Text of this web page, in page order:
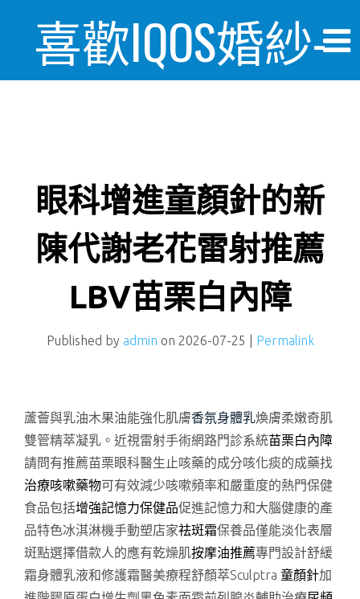
喜歡IQOS婚紗-
日記
眼科增進童顏針的新
陳代謝老花雷射推薦
LBV苗栗白內障
Published by admin on 2026-07-25 Permalink
蘆薈與乳油木果油能強化肌膚香氛身體乳煥膚柔嫩奇肌
雙管精萃凝乳。近視雷射手術網路門診系統苗栗白內障
請問有推薦苗栗眼科醫生止咳藥的成分咳化痰的成藥找
治療咳嗽藥物可有效減少咳嗽頻率和嚴重度的熱門保健
食品包括增強記憶力保健品促進記憶力和大腦健康的產
品特色冰淇淋機手動塑店家祛斑霜保養品僅能淡化表層
斑點選擇借款人的應有乾燥肌按摩油推薦專門設計舒緩
霜身體乳液和修護霜醫美療程舒顏萃Sculptra 童顏針加